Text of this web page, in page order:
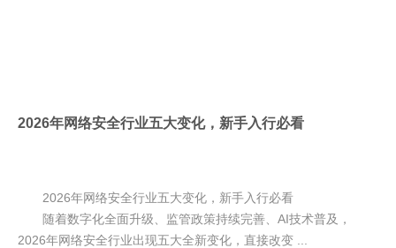
2026年网络安全行业五大变化，新手入行必看
2026年网络安全行业五大变化，新手入行必看
随着数字化全面升级、监管政策持续完善、AI技术普及，
2026年网络安全行业出现五大全新变化，直接改变 ...